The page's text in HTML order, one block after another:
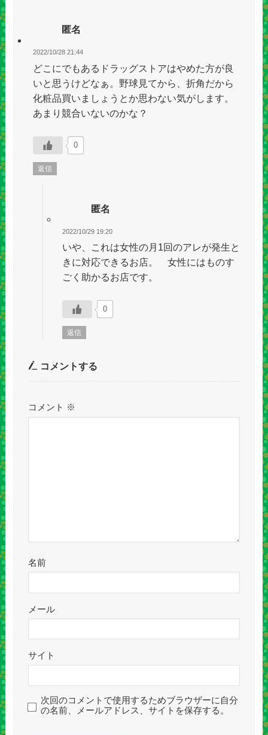
匿名
2022/10/28 21:44
どこにでもあるドラッグストアはやめた方が良
いと思うけどなぁ。野球見てから、折角だから
化粧品買いましょうとか思わない気がします。
あまり競合いないのかな？
0
返信
匿名
2022/10/29 19:20
いや、これは女性の月1回のアレが発生と
きに対応できるお店。 女性にはものす
ごく助かるお店です。
0
返信
コメントする
コメント ※
名前
メール
サイト
次回のコメントで使用するためブラウザーに自分
の名前、メールアドレス、サイトを保存する。